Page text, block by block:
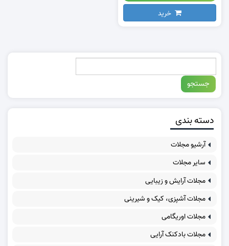
خرید
دسته بندی
آرشیو مجلات
سایر مجلات
مجلات آرایش و زیبایی
مجلات آشپزی، کیک و شیرینی
مجلات اوریگامی
مجلات بادکنک آرایی